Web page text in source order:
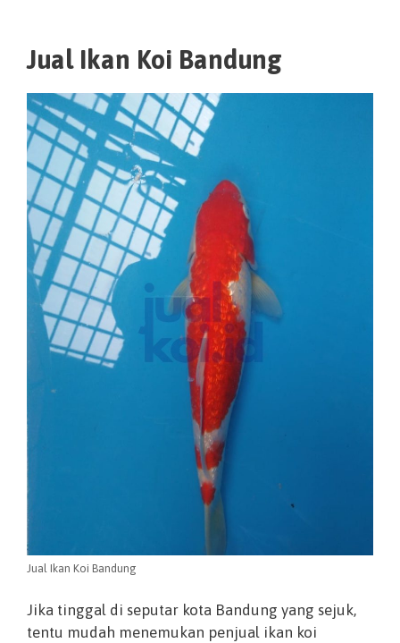
Jual Ikan Koi Bandung
Jual Ikan Koi Bandung
Jika tinggal di seputar kota Bandung yang sejuk,
tentu mudah menemukan penjual ikan koi